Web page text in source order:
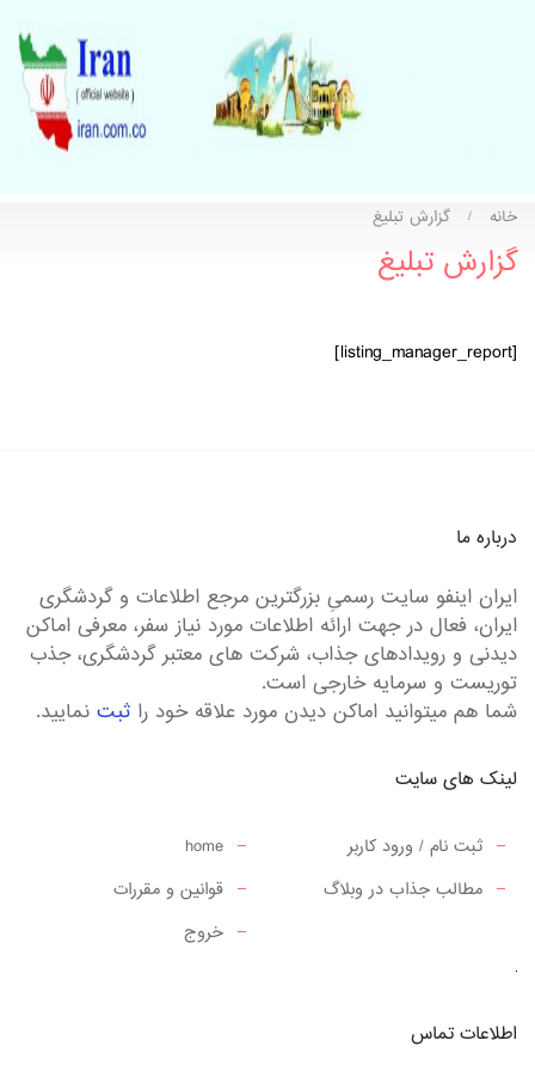
خانه / گزارش تبلیغ
گزارش تبلیغ
[listing_manager_report]
درباره ما
ایران اینفو سایت رسمیِ بزرگترین مرجع اطلاعات و گردشگری
ایران، فعال در جهت ارائه اطلاعات مورد نیاز سفر، معرفی اماکن
دیدنی و رویدادهای جذاب، شرکت های معتبر گردشگری، جذب
توریست و سرمایه خارجی است.
شما هم میتوانید اماکن دیدن مورد علاقه خود را ثبت نمایید.
لینک های سایت
home
ثبت نام / ورود کاربر
قوانین و مقررات
مطالب جذاب در وبلاگ
خروج
اطلاعات تماس